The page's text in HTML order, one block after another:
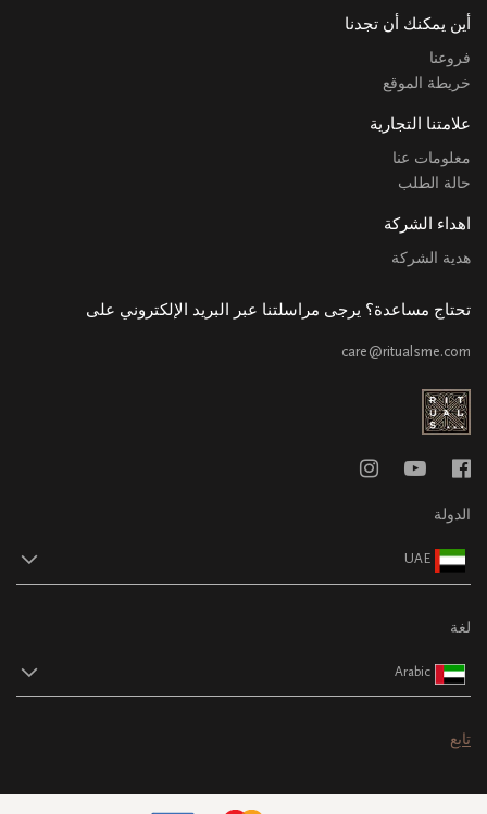
أين يمكنك أن تجدنا
فروعنا
خريطة الموقع
علامتنا التجارية
معلومات عنا
حالة الطلب
اهداء الشركة
هدية الشركة
تحتاج مساعدة؟ يرجى مراسلتنا عبر البريد الإلكتروني على
care@ritualsme.com
الدولة
UAE
لغة
Arabic
تابع